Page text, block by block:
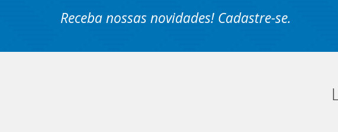
Receba nossas novidades! Cadastre-se.